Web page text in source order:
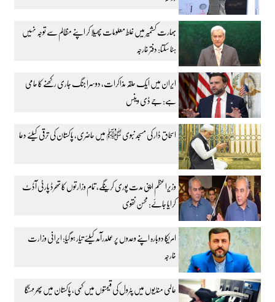
بھارت کشمیر میں غلط معلومات پھیلا کر اپنے مظالم سے توجہ نہیں
ہٹا سکتا: دفتر خارجہ
ایران میں ایک حلقہ مذاکرات، دوسرا جنگ جاری رکھنے کا حامی
ہے: جے ڈی وینس
اسحاق ڈار کی مسجد نبوی ﷺ میں حاضری، پاکستان کی ترقی کیلئے دعا
وزیراعظم اپنی مدت پوری کرینگے، تمام وزارتوں کا تھرڈ پارٹی آڈٹ
کرایا جائے: محسن نقوی
امریکا دوبارہ اپنے وعدوں پر عملدرآمد کیلئے تیار ہو گیا: ایرانی وزارت
خارجہ
عالمی منڈیوں میں پٹرول کی قیمتوں میں کمی، پاکستان میں پھر مہنگا